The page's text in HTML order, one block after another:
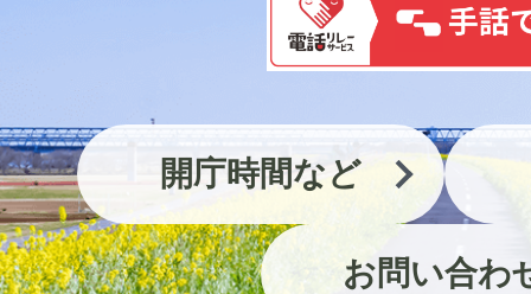
開庁時間など
お問い合わ